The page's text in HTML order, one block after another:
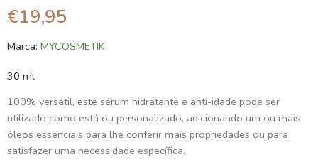
com5.00
classificações
€19,95
Marca: MYCOSMETIK
30 ml
100% versátil, este sérum hidratante e anti-idade pode ser
utilizado como está ou personalizado, adicionando um ou mais
óleos essenciais para lhe conferir mais propriedades ou para
satisfazer uma necessidade específica.